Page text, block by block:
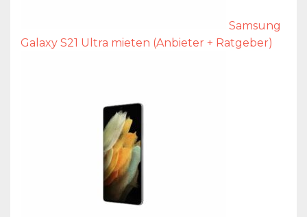
Samsung
Galaxy S21 Ultra mieten (Anbieter + Ratgeber)